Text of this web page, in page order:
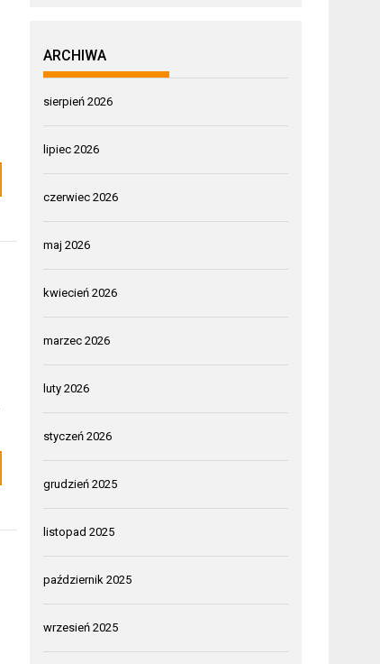
ARCHIWA
sierpień 2026
lipiec 2026
czerwiec 2026
maj 2026
kwiecień 2026
marzec 2026
luty 2026
styczeń 2026
grudzień 2025
listopad 2025
październik 2025
wrzesień 2025